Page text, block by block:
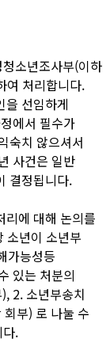
소년조사부(이하
여 처리합니다.
을 선임하게
에서 필수가
숙치 않으셔서
사건은 일반
결정됩니다.
리에 대해 논의를
소년이 소년부
가능성등
있는 처분의
2. 소년부송치
부) 로 나눌 수
.